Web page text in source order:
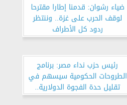
ضياء رشوان: قدمنا إطارا مقترحا
لوقف الحرب على غزة.. وننتظر
ردود كل الأطراف
رئيس حزب نداء مصر: برنامج
الطروحات الحكومية سيسهم في
تقليل حدة الفجوة الدولارية..
و«الإنتاج وزيادة التصدير» هما